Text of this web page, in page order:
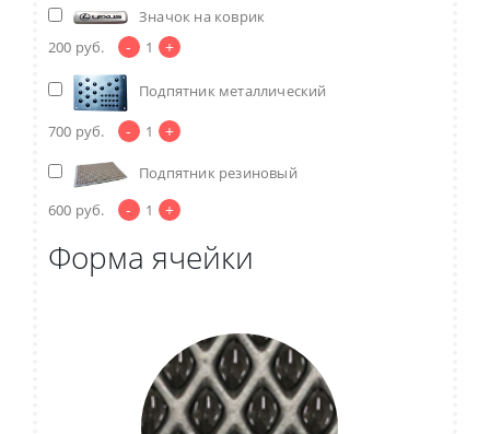
Значок на коврик
200 руб. - 1 +
Подпятник металлический
700 руб. - 1 +
Подпятник резиновый
600 руб. - 1 +
Форма ячейки